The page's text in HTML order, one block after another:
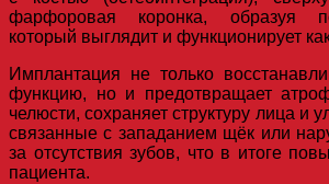
фарфоровая коронка, образуя
который выглядит и функционирует
Имплантация не только
функцию, но и предотвращает
челюсти, сохраняет структуру лица и
связанные с западанием щёк или
за отсутствия зубов, что в итоге
пациента.